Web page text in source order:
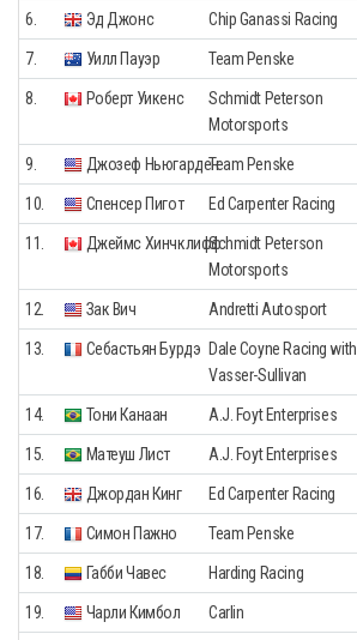
6. Эд Джонс Chip Ganassi Racing
7. Уилл Пауэр Team Penske
8. Роберт Уикенс
Schmidt Peterson
Motorsports
9. Джозеф НьюгарденTeam Penske
10. Спенсер Пигот Ed Carpenter Racing
11. Джеймс ХинчклиффSchmidt Peterson
Motorsports
12. Зак Вич Andretti Autosport
13. Себастьян Бурдэ Dale Coyne Racing with
Vasser-Sullivan
14. Тони Канаан A.J. Foyt Enterprises
15. Матеуш Лист A.J. Foyt Enterprises
16. Джордан Кинг Ed Carpenter Racing
17. Симон Пажно Team Penske
18. Габби Чавес Harding Racing
19. Чарли Кимбол Carlin